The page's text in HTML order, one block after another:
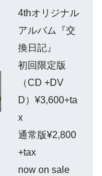
4thオリジナル
アルバム『交
換日記』
初回限定版
（CD +DV
D）¥3,600+ta
x
通常版¥2,800
+tax
now on sale